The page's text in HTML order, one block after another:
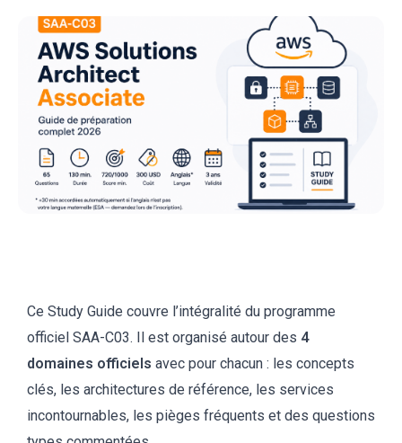
Ce Study Guide couvre l’intégralité du programme
officiel SAA-C03. Il est organisé autour des 4
domaines officiels avec pour chacun : les concepts
clés, les architectures de référence, les services
incontournables, les pièges fréquents et des questions